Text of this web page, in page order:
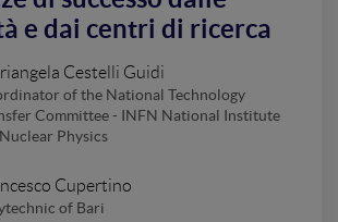
e dai centri di ricerca
Cestelli Guidi
of the National Technology
Committee - INFN National Institute
Physics
Cupertino
of Bari